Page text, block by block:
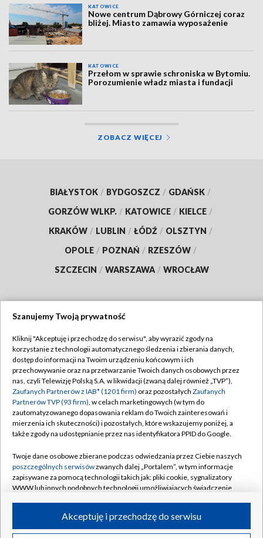
KATOWICE
Nowe centrum Dąbrowy Górniczej coraz
bliżej. Miasto zamawia wyposażenie
KATOWICE
Przełom w sprawie schroniska w Bytomiu.
Porozumienie władz miasta i fundacji
ZOBACZ WIĘCEJ
BIAŁYSTOK / BYDGOSZCZ / GDAŃSK /
GORZÓW WLKP. / KATOWICE / KIELCE /
KRAKÓW / LUBLIN / ŁÓDŹ / OLSZTYN /
OPOLE / POZNAŃ / RZESZÓW /
SZCZECIN / WARSZAWA / WROCŁAW
TVP
Abonament TVP
Emisja w TVP
Centrum informacji TVP
Naziemna Telewizja Cyfrowa
Rada Programowa
System NOS
Informacje o nadawcy
Program dla prasy
Regulamin TVP
Polityka prywatności
Moje zgody
Pomoc
Kontakt
Kanały
©2026 Telewizja Polska S.A. w likwidacji
Szanujemy Twoją prywatność
Kliknij "Akceptuję i przechodzę do serwisu", aby wyrazić zgody na
korzystanie z technologii automatycznego śledzenia i zbierania danych,
dostęp do informacji na Twoim urządzeniu końcowym i ich
przechowywanie oraz na przetwarzanie Twoich danych osobowych przez
nas, czyli Telewizję Polską S.A. w likwidacji (zwaną dalej również „TVP”),
Zaufanych Partnerów z IAB* (1201 firm) oraz pozostałych Zaufanych
Partnerów TVP (93 firm), w celach marketingowych (w tym do
zautomatyzowanego dopasowania reklam do Twoich zainteresowań i
mierzenia ich skuteczności) i pozostałych, które wskazujemy poniżej, a
także zgody na udostępnianie przez nas identyfikatora PPID do Google.
Twoje dane osobowe zbierane podczas odwiedzania przez Ciebie naszych
poszczególnych serwisówzwanych dalej „Portalem”, w tym informacje
zapisywane za pomocą technologii takich jak: pliki cookie, sygnalizatory
WWW lub innych podobnych technologii umożliwiających świadczenie
ruchu w Internecie.Akceptuję i przechodzę do serwisu